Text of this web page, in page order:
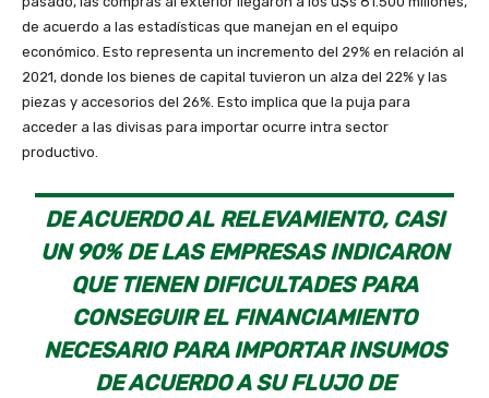
de acuerdo a las estadísticas que manejan en el equipo
económico. Esto representa un incremento del 29% en relación al
2021, donde los bienes de capital tuvieron un alza del 22% y las
piezas y accesorios del 26%. Esto implica que la puja para
acceder a las divisas para importar ocurre intra sector
productivo.
DE ACUERDO AL RELEVAMIENTO, CASI
UN 90% DE LAS EMPRESAS INDICARON
QUE TIENEN DIFICULTADES PARA
CONSEGUIR EL FINANCIAMIENTO
NECESARIO PARA IMPORTAR INSUMOS
DE ACUERDO A SU FLUJO DE